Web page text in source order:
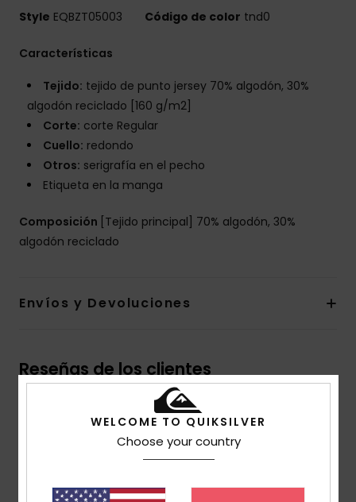
Style EQBZT05003 Código de color tnd0
Características
Tejido: tejido de punto jersey 70% algodón, 30%
algodón reciclado [160 g/m2]
Corte: corte Regular
Cuello: redondo
Otros: serigrafía en el pecho
Etiqueta en la manga
Composición [Tejido principal] 70% algodón, 30%
algodón reciclado
Envíos y Devoluciones
Reseñas de los clientes
Puntuación media
5.0
WELCOME TO QUIKSILVER
Choose your country